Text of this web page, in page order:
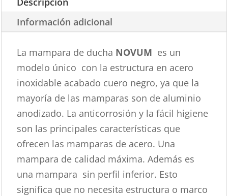
Información adicional
La mampara de ducha NOVUM es un
modelo único con la estructura en acero
inoxidable acabado cuero negro, ya que la
mayoría de las mamparas son de aluminio
anodizado. La anticorrosión y la fácil higiene
son las principales características que
ofrecen las mamparas de acero. Una
mampara de calidad máxima. Además es
una mampara sin perfil inferior. Esto
significa que no necesita estructura o marco